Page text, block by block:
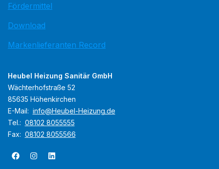
Fördermittel
Download
Markenlieferanten Record
Heubel Heizung Sanitär GmbH
Wächterhofstraße 52
85635 Höhenkirchen
E-Mail: info@Heubel-Heizung.de
Tel.: 08102 8055555
Fax: 08102 8055566